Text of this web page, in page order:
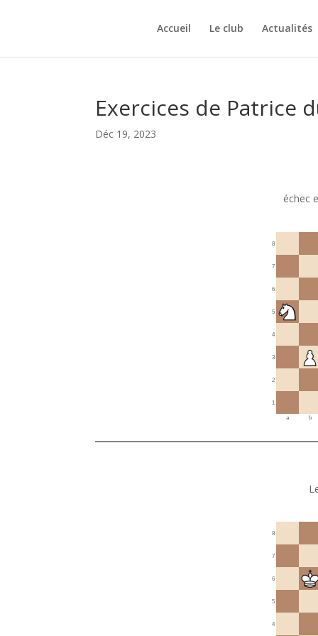
Accueil Le club Actualités
Exercices de Patrice
Déc 19, 2023
échec
1
2
3
4
5
6
7
8
a b
4
5
6
7
8